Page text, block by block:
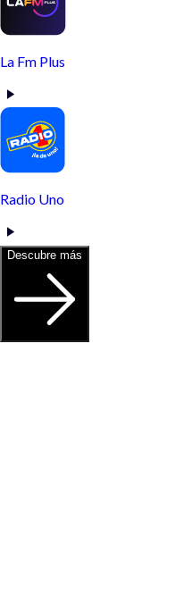
La Fm Plus
Radio Uno
Descubre más